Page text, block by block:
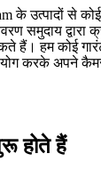
के उत्पादों से
समुदाय द्वारा
हैं। हम कोई
करके अपने
होते हैं